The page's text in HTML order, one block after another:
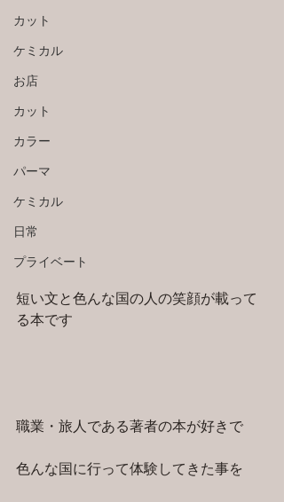
カット
ケミカル
お店
カット
カラー
パーマ
ケミカル
日常
プライベート
短い文と色んな国の人の笑顔が載って
る本です
職業・旅人である著者の本が好きで
色んな国に行って体験してきた事を